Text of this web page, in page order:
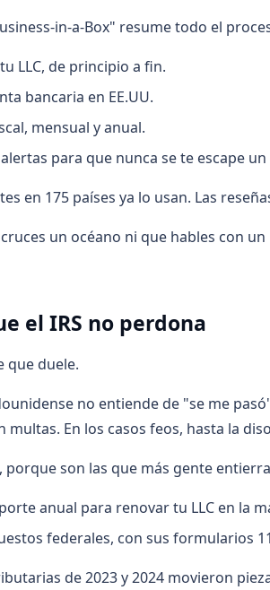
in-a-Box" resume todo el
LLC, de principio a fin.
bancaria en EE.UU.
mensual y anual.
para que nunca se te escape
en 175 países ya lo usan. Las
un océano ni que hables con
el IRS no perdona
que duele.
no entiende de "se me
multas. En los casos feos, hasta la
porque son las que más gente
anual para renovar tu LLC en la
federales, con sus formularios
de 2023 y 2024 movieron